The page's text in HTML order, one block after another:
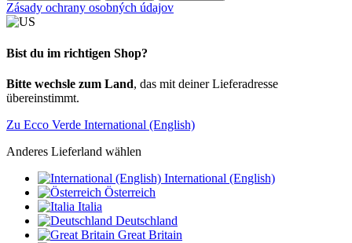
Zásady ochrany osobných údajov
Bist du im richtigen Shop?
Bitte wechsle zum Land, das mit deiner Lieferadresse
übereinstimmt.
Zu Ecco Verde International (English)
Anderes Lieferland wählen
International (English)
Österreich
Italia
Deutschland
Great Britain